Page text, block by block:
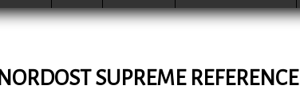
NORDOST SUPREME REFERENCE